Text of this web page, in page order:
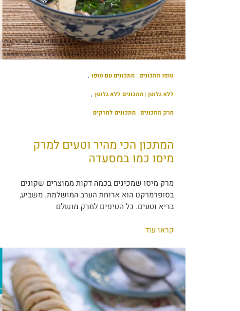
טופו מתכונים | מתכונים עם טופו ,
ללא גלוטן | מתכונים ללא גלוטן ,
מרק מתכונים | מתכונים למרקים
המתכון הכי מהיר וטעים למרק
מיסו כמו במסעדה
מרק מיסו שמכינים בכמה דקות ממוצרים שקונים
בסופרמרקט הוא ארוחת הערב המושלמת. משביע,
בריא וטעים. כל הטיפים למרק מושלם
קראו עוד